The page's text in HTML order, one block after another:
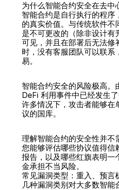
后面
为什么智能合约安全在去中
智能合约是自行执行的程序
的真实价值。与传统软件不
是不可更改的（除非设计有
可见，并且在部署后无法修
时，没有客服团队可以联系
易。
智能合约安全的风险极高。
DeFi 利用事件中已经发生
许多情况下，攻击者能够在
议的国库。
理解智能合约的安全性并不
您能够评估哪些协议值得信
报告，以及哪些红旗表明一
金承担不当风险。
常见漏洞类型：重入、预言
几种漏洞类别对大多数智能